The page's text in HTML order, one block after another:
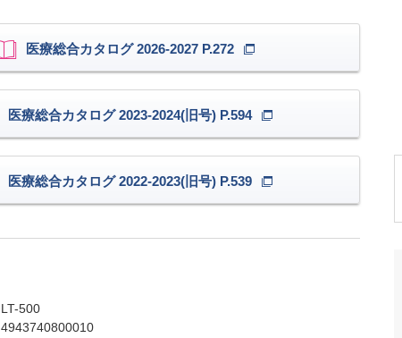
医療総合カタログ 2026-2027 P.272
医療総合カタログ 2023-2024(旧号) P.594
医療総合カタログ 2022-2023(旧号) P.539
LT-500
4943740800010